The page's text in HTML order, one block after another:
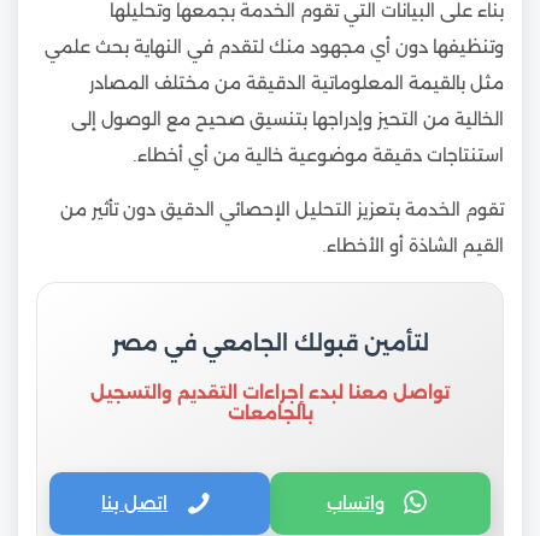
بناء على البيانات التي تقوم الخدمة بجمعها وتحليلها
وتنظيفها دون أي مجهود منك لتقدم في النهاية بحث علمي
مثل بالقيمة المعلوماتية الدقيقة من مختلف المصادر
الخالية من التحيز وإدراجها بتنسيق صحيح مع الوصول إلى
استنتاجات دقيقة موضوعية خالية من أي أخطاء.
تقوم الخدمة بتعزيز التحليل الإحصائي الدقيق دون تأثير من
القيم الشاذة أو الأخطاء.
لتأمين قبولك الجامعي في مصر
تواصل معنا لبدء إجراءات التقديم والتسجيل
بالجامعات
واتساب اتصل بنا